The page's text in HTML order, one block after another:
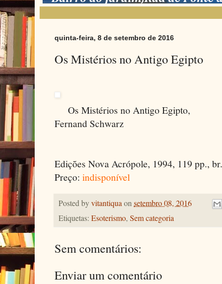
quinta-feira, 8 de setembro de 2016
Os Mistérios no Antigo Egipto
Os Mistérios no Antigo Egipto,
Fernand Schwarz
Edições Nova Acrópole, 1994, 119 pp.,
Preço: indisponível
Posted byvitantiquaonsetembro 08, 2016
Etiquetas: Esoterismo, Sem categoria
Sem comentários:
Enviar um comentário